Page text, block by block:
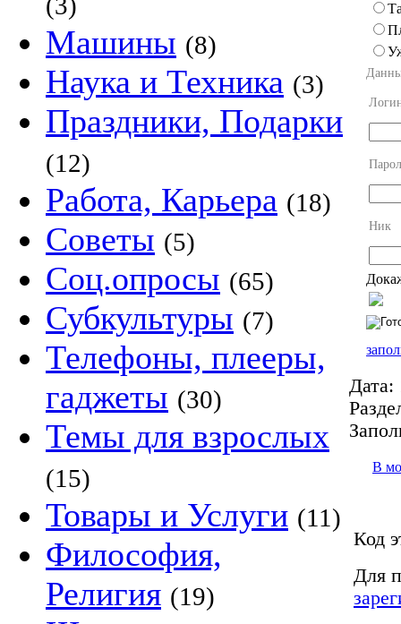
Машины (8)
Наука и Техника (3)
Праздники, Подарки
(12)
Работа, Карьера (18)
Советы (5)
Соц.опросы (65)
Субкультуры (7)
Телефоны, плееры,
гаджеты (30)
Темы для взрослых
(15)
Товары и Услуги (11)
Философия,
Религия (19)
Ник
Дата:
В
Код
Для